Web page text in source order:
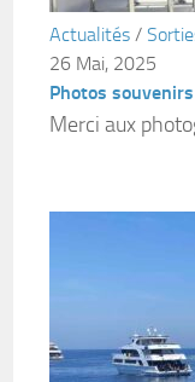
Actualités /
26 Mai, 2025
Photos
Merci aux